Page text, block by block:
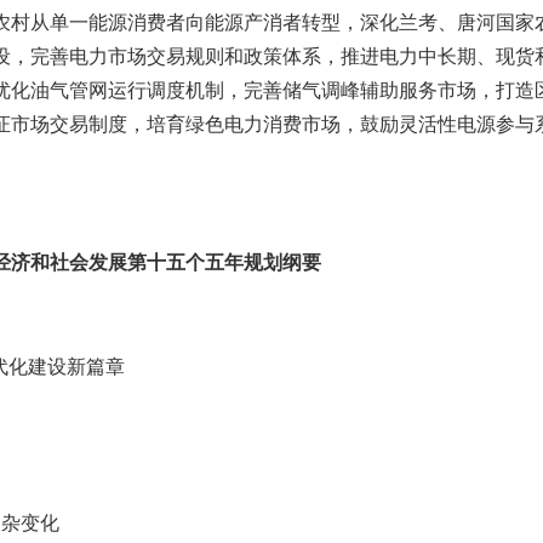
从单一能源消费者向能源产消者转型，深化兰考、唐河国家
完善电力市场交易规则和政策体系，推进电力中长期、现货
油气管网运行调度机制，完善储气调峰辅助服务市场，打造
场交易制度，培育绿色电力消费市场，鼓励灵活性电源参与
济和社会发展第十五个五年规划纲要
化建设新篇章
变化